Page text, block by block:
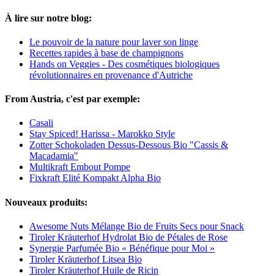
À lire sur notre blog:
Le pouvoir de la nature pour laver son linge
Recettes rapides à base de champignons
Hands on Veggies - Des cosmétiques biologiques
révolutionnaires en provenance d'Autriche
From Austria, c'est par exemple:
Casali
Stay Spiced! Harissa - Marokko Style
Zotter Schokoladen Dessus-Dessous Bio "Cassis &
Macadamia"
Multikraft Embout Pompe
Fixkraft Elité Kompakt Alpha Bio
Nouveaux produits:
Awesome Nuts Mélange Bio de Fruits Secs pour Snack
Tiroler Kräuterhof Hydrolat Bio de Pétales de Rose
Synergie Parfumée Bio « Bénéfique pour Moi »
Tiroler Kräuterhof Litsea Bio
Tiroler Kräuterhof Huile de Ricin